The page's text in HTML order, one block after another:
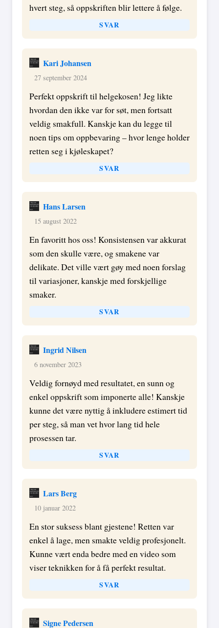
hvert steg, så oppskriften blir lettere å følge.
SVAR
Kari Johansen
27 september 2024
Perfekt oppskrift til helgekosen! Jeg likte
hvordan den ikke var for søt, men fortsatt
veldig smakfull. Kanskje kan du legge til
noen tips om oppbevaring – hvor lenge holder
retten seg i kjøleskapet?
SVAR
Hans Larsen
15 august 2022
En favoritt hos oss! Konsistensen var akkurat
som den skulle være, og smakene var
delikate. Det ville vært gøy med noen forslag
til variasjoner, kanskje med forskjellige
smaker.
SVAR
Ingrid Nilsen
6 november 2023
Veldig fornøyd med resultatet, en sunn og
enkel oppskrift som imponerte alle! Kanskje
kunne det være nyttig å inkludere estimert tid
per steg, så man vet hvor lang tid hele
prosessen tar.
SVAR
Lars Berg
10 januar 2022
En stor suksess blant gjestene! Retten var
enkel å lage, men smakte veldig profesjonelt.
Kunne vært enda bedre med en video som
viser teknikken for å få perfekt resultat.
SVAR
Signe Pedersen